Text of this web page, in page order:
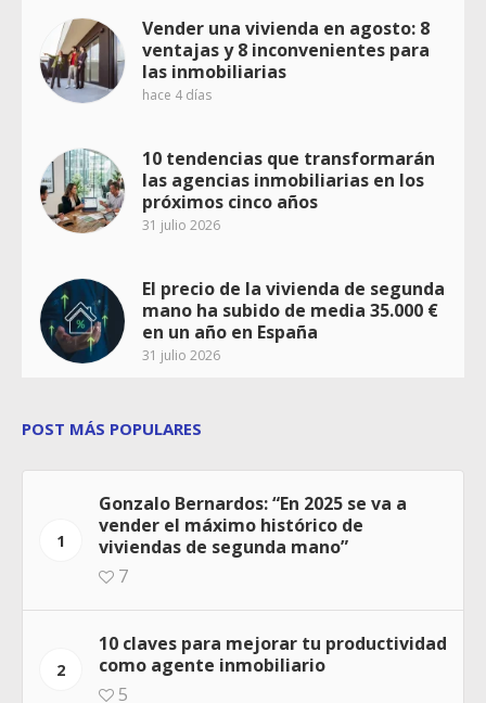
Vender una vivienda en agosto: 8
ventajas y 8 inconvenientes para
las inmobiliarias
hace 4 días
10 tendencias que transformarán
las agencias inmobiliarias en los
próximos cinco años
31 julio 2026
El precio de la vivienda de segunda
mano ha subido de media 35.000 €
en un año en España
31 julio 2026
POST MÁS POPULARES
1
Gonzalo Bernardos: “En 2025 se va a
vender el máximo histórico de
viviendas de segunda mano”
7
2
10 claves para mejorar tu productividad
como agente inmobiliario
5